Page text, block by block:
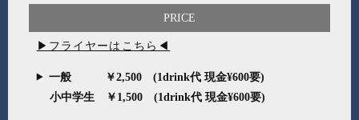
PRICE
▶フライヤーはこちら◀
一般 ￥2,500 (1drink代 現金¥600要)
小中学生 ￥1,500 (1drink代 現金¥600要)